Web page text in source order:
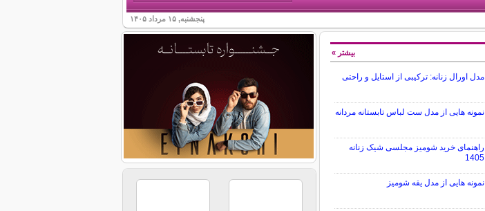
پنجشنبه, ۱۵ مرداد ۱۴۰۵
مدل اورال زنانه: ترکیبی از استایل و راحتی
نمونه هایی از مدل ست لباس تابستانه مردانه
راهنمای خرید شومیز مجلسی شیک زنانه
1405
نمونه هایی از مدل یقه شومیز
بیشتر »